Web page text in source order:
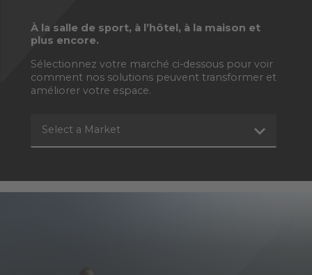
À la salle de sport, à l’hôtel, à la maison et
plus encore.
Sélectionnez votre marché ci-dessous pour voir
comment nos solutions peuvent transformer et
améliorer votre espace.
Select a Market